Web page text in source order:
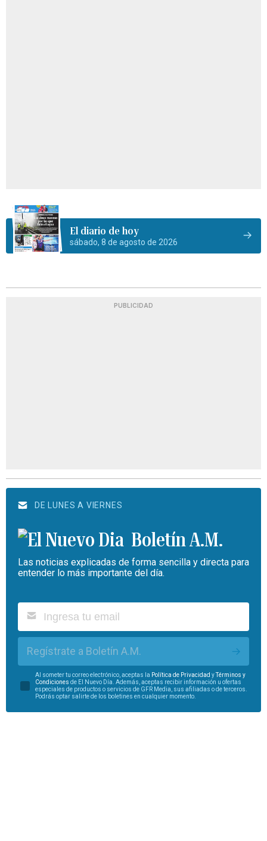
El diario de hoy
sábado, 8 de agosto de 2026
PUBLICIDAD
DE LUNES A VIERNES
Boletín A.M.
Las noticias explicadas de forma sencilla y directa para
entender lo más importante del día.
Regístrate a Boletín A.M.
Al someter tu correo electrónico, aceptas la Política de Privacidad yTérminos y
Condiciones de El Nuevo Día. Además, aceptas recibir información u ofertas
especiales de productos o servicios de GFR Media, sus afiliadas o de terceros.
Podrás optar salirte de los boletines en cualquier momento.